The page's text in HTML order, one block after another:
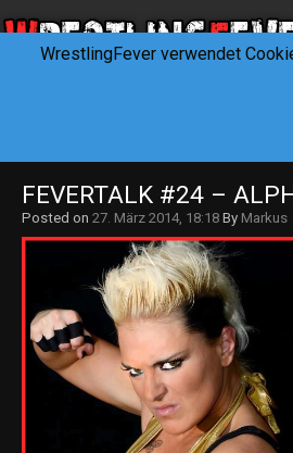
FEVERTALK #24 –
Posted on 27. März 2014, 18:18 By Markus
WrestlingFever verwendet